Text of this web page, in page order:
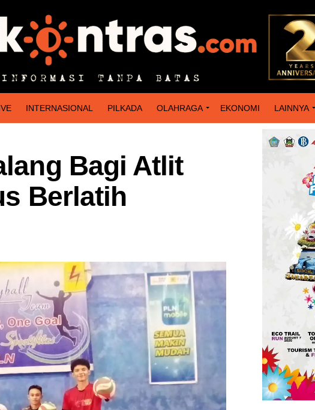
INTERNASIONAL PILKADA OLAHRAGA EKONOMI LAINNYA
Bagi Atlit
Berlatih